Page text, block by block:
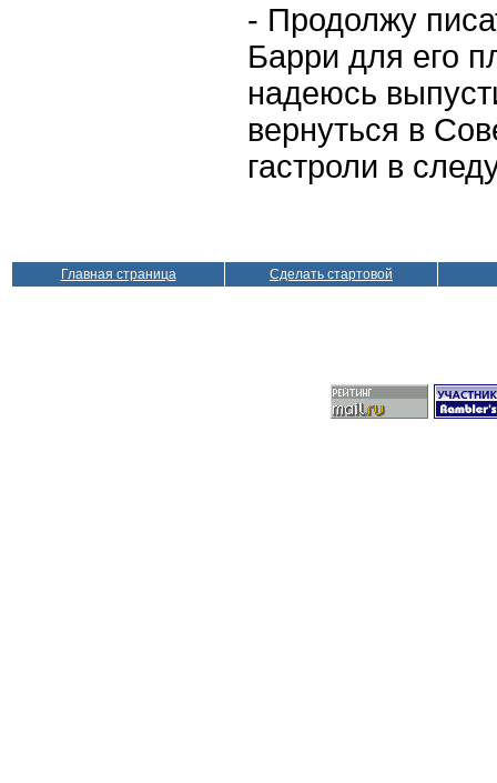
- Продолжу
Барри для его
надеюсь
вернуться в
гастроли в
Главная страница Сделать стартовой